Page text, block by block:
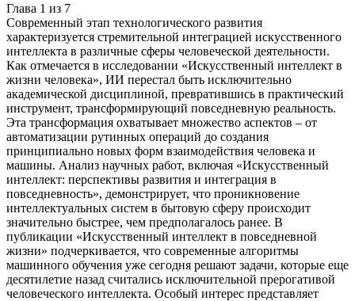
Глава 1 из 7
Современный этап технологического развития
характеризуется стремительной интеграцией искусственного
интеллекта в различные сферы человеческой деятельности.
Как отмечается в исследовании «Искусственный интеллект в
жизни человека», ИИ перестал быть исключительно
академической дисциплиной, превратившись в практический
инструмент, трансформирующий повседневную реальность.
Эта трансформация охватывает множество аспектов – от
автоматизации рутинных операций до создания
принципиально новых форм взаимодействия человека и
машины. Анализ научных работ, включая «Искусственный
интеллект: перспективы развития и интеграция в
повседневность», демонстрирует, что проникновение
интеллектуальных систем в бытовую сферу происходит
значительно быстрее, чем предполагалось ранее. В
публикации «Искусственный интеллект в повседневной
жизни» подчеркивается, что современные алгоритмы
машинного обучения уже сегодня решают задачи, которые еще
десятилетие назад считались исключительной прерогативой
человеческого интеллекта. Особый интерес представляет